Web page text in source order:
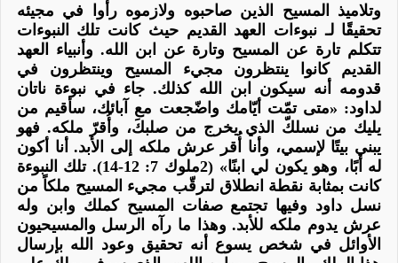
وتلاميذ المسيح الذين صاحبوه ولازموه رأوا في مجيئه
تحقيقًا لـ نبوءات العهد القديم حيث كانت تلك النبوءات
تتكلم تارة عن
المسيح وتارة عن ابن الله. وأنبياء العهد
القديم كانوا ينتظرون مجيء المسيح وينتظرون في
قدومه أنه سيكون
ابن الله كذلك. جاء في نبوءة ناتان
لداود: «متى تمّت أيّامك واضّجعت مع آبائك، سأقيم من
يليك من نسلكّ الذي يخرج من صلبكَ، وأُقرّ ملكه. فهو
يبني بيتًا لإسمي، وأنا أُقر عرش ملكه إلى الأبد. أنا أكون
له أبًا، وهو يكون لي ابنًا» (2ملوك 7: 12-14). تلك النبوءة
كانت بمثابة نقطة انطلاق لترقّب مجيء المسيح ملكاً من
نسل داود وفيها تجتمع صفات المسيح كملك وابن وله
عرش يدوم ملكه للأبد. وهذا ما رآه الرسل والمسيحيون
الأوائل في شخص يسوع أنه تحقيق وعود الله بإرسال